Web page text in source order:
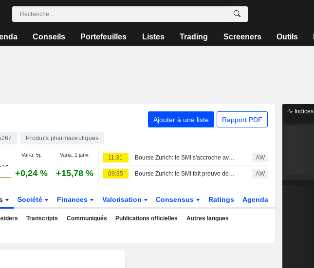
Conseils Portefeuilles Listes Trading Screeners Outils
Ajouter à une liste Rapport PDF
Produits pharmaceutiques
Varia. 5j. Varia. 1 janv.
+0,24 % +15,78 %
11:31 Bourse Zurich: le SMI s'accroche avant l'emploi américain AW
09:35 Bourse Zurich: le SMI fait preuve de résistance AW
Société Finances Valorisation Consensus Ratings Agenda
Transcripts Communiqués Publications officielles Autres langues
Indices